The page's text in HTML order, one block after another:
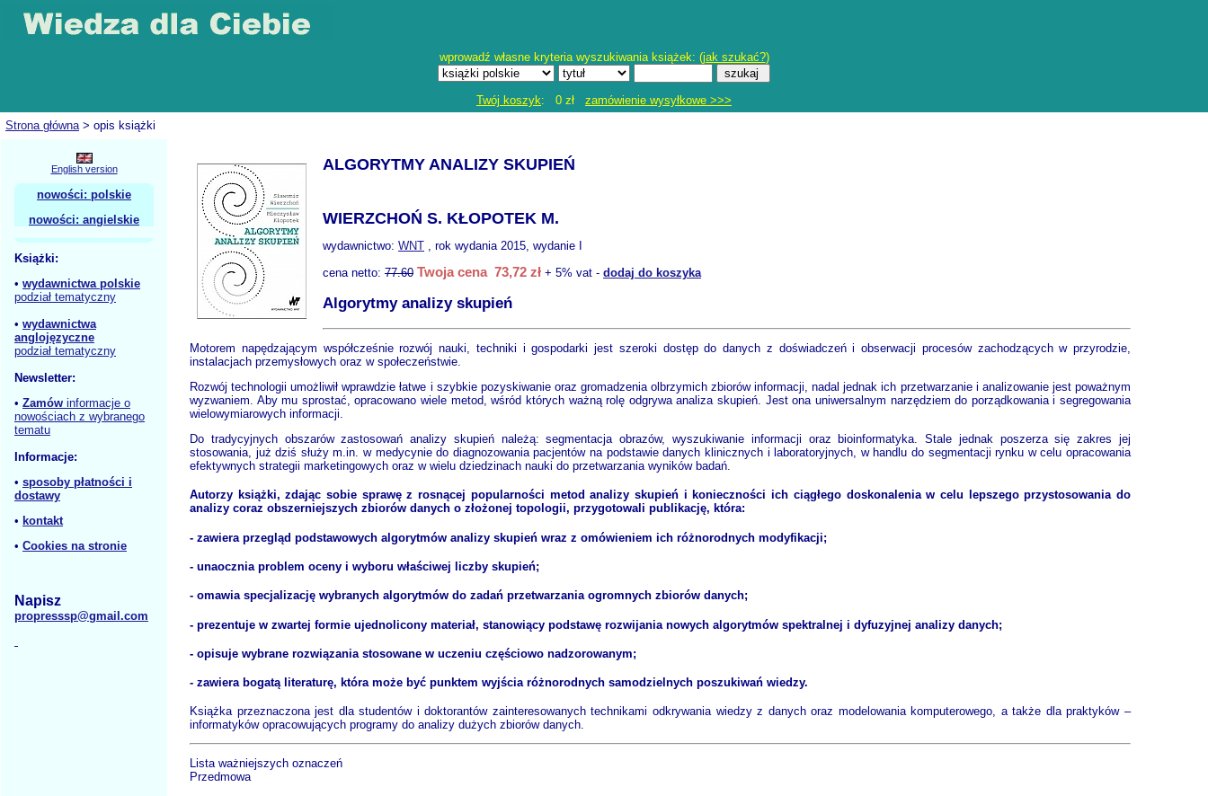
wprowadź własne kryteria wyszukiwania książek: (jak szukać?)
Twój koszyk: 0 zł zamówienie wysyłkowe >>>
Strona główna> opis książki
English version
nowości: polskie
nowości: angielskie
Książki:
• wydawnictwa polskie
podział tematyczny
• wydawnictwa
anglojęzyczne
podział tematyczny
Newsletter:
• Zamów informacje o
nowościach z wybranego
tematu
Informacje:
• sposoby płatności i
dostawy
• kontakt
• Cookies na stronie
Napisz
propresssp@gmail.com
ALGORYTMY ANALIZY SKUPIEŃ
WIERZCHOŃ S. KŁOPOTEK M.
wydawnictwo: WNT , rok wydania 2015, wydanie I
cena netto: 77.60 Twoja cena 73,72 zł + 5% vat - dodaj do koszyka
Algorytmy analizy skupień
Motorem napędzającym współcześnie rozwój nauki, techniki i gospodarki jest szeroki dostęp do danych z doświadczeń i obserwacji procesów zachodzących w przyrodzie,
instalacjach przemysłowych oraz w społeczeństwie.
Rozwój technologii umożliwił wprawdzie łatwe i szybkie pozyskiwanie oraz gromadzenia olbrzymich zbiorów informacji, nadal jednak ich przetwarzanie i analizowanie jest poważnym
wyzwaniem. Aby mu sprostać, opracowano wiele metod, wśród których ważną rolę odgrywa analiza skupień. Jest ona uniwersalnym narzędziem do porządkowania i segregowania
wielowymiarowych informacji.
Do tradycyjnych obszarów zastosowań analizy skupień należą: segmentacja obrazów, wyszukiwanie informacji oraz bioinformatyka. Stale jednak poszerza się zakres jej
stosowania, już dziś służy m.in. w medycynie do diagnozowania pacjentów na podstawie danych klinicznych i laboratoryjnych, w handlu do segmentacji rynku w celu opracowania
efektywnych strategii marketingowych oraz w wielu dziedzinach nauki do przetwarzania wyników badań.
Autorzy książki, zdając sobie sprawę z rosnącej popularności metod analizy skupień i konieczności ich ciągłego doskonalenia w celu lepszego przystosowania do
analizy coraz obszerniejszych zbiorów danych o złożonej topologii, przygotowali publikację, która:
- zawiera przegląd podstawowych algorytmów analizy skupień wraz z omówieniem ich różnorodnych modyfikacji;
- unaocznia problem oceny i wyboru właściwej liczby skupień;
- omawia specjalizację wybranych algorytmów do zadań przetwarzania ogromnych zbiorów danych;
- prezentuje w zwartej formie ujednolicony materiał, stanowiący podstawę rozwijania nowych algorytmów spektralnej i dyfuzyjnej analizy danych;
- opisuje wybrane rozwiązania stosowane w uczeniu częściowo nadzorowanym;
- zawiera bogatą literaturę, która może być punktem wyjścia różnorodnych samodzielnych poszukiwań wiedzy.
Książka przeznaczona jest dla studentów i doktorantów zainteresowanych technikami odkrywania wiedzy z danych oraz modelowania komputerowego, a także dla praktyków –
informatyków opracowujących programy do analizy dużych zbiorów danych.
Lista ważniejszych oznaczeń
Przedmowa